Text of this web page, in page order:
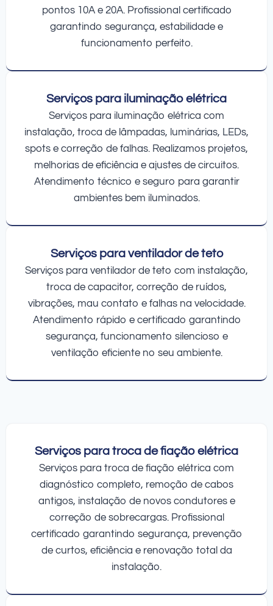
pontos 10A e 20A. Profissional certificado
garantindo segurança, estabilidade e
funcionamento perfeito.
Serviços para iluminação elétrica
Serviços para iluminação elétrica com
instalação, troca de lâmpadas, luminárias, LEDs,
spots e correção de falhas. Realizamos projetos,
melhorias de eficiência e ajustes de circuitos.
Atendimento técnico e seguro para garantir
ambientes bem iluminados.
Serviços para ventilador de teto
Serviços para ventilador de teto com instalação,
troca de capacitor, correção de ruídos,
vibrações, mau contato e falhas na velocidade.
Atendimento rápido e certificado garantindo
segurança, funcionamento silencioso e
ventilação eficiente no seu ambiente.
Serviços para troca de fiação elétrica
Serviços para troca de fiação elétrica com
diagnóstico completo, remoção de cabos
antigos, instalação de novos condutores e
correção de sobrecargas. Profissional
certificado garantindo segurança, prevenção
de curtos, eficiência e renovação total da
instalação.